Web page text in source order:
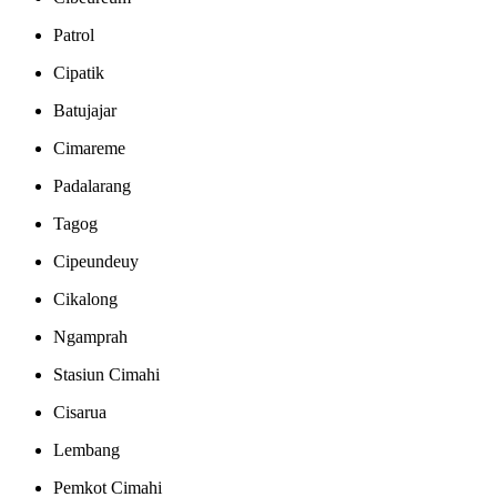
Patrol
Cipatik
Batujajar
Cimareme
Padalarang
Tagog
Cipeundeuy
Cikalong
Ngamprah
Stasiun Cimahi
Cisarua
Lembang
Pemkot Cimahi